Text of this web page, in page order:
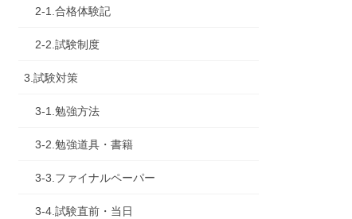
2-1.合格体験記
2-2.試験制度
3.試験対策
3-1.勉強方法
3-2.勉強道具・書籍
3-3.ファイナルペーパー
3-4.試験直前・当日